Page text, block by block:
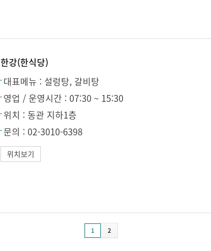
한강(한식당)
대표메뉴 : 설렁탕, 갈비탕
영업 / 운영시간 : 07:30 ~ 15:30
위치 : 동관 지하1층
문의 : 02-3010-6398
위치보기
1 2